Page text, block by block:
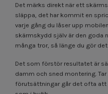
Det märks direkt när ett
släppa, det har kommit en
varje gång du låser upp
skärmskydd själv är den goda
många tror, så länge du gör
Det som förstör resultatet är
damm och sned montering.
förutsättningar går det ofta